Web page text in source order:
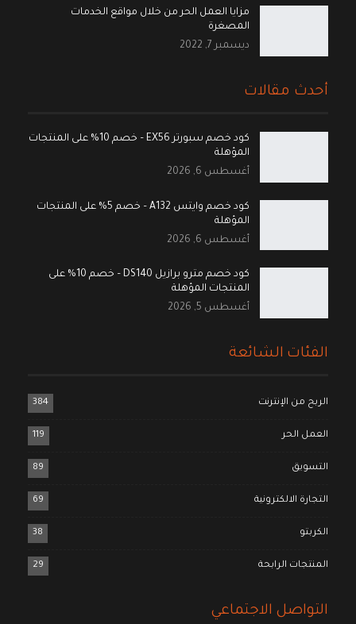
مزايا العمل الحر من خلال مواقع الخدمات
المصغرة
ديسمبر 7, 2022
أحدث مقالات
كود خصم سبورتر EX56 – خصم 10% على المنتجات
المؤهلة
أغسطس 6, 2026
كود خصم وايتس A132 – خصم 5% على المنتجات
المؤهلة
أغسطس 6, 2026
كود خصم مترو برازيل DS140 – خصم 10% على
المنتجات المؤهلة
أغسطس 5, 2026
الفئات الشائعة
الربح من الإنترنت 384
العمل الحر 119
التسويق 89
التجارة الالكترونية 69
الكربتو 38
المنتجات الرابحة 29
التواصل الاجتماعي